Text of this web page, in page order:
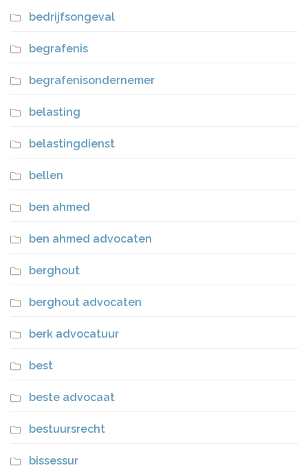
bedrijfsongeval
begrafenis
begrafenisondernemer
belasting
belastingdienst
bellen
ben ahmed
ben ahmed advocaten
berghout
berghout advocaten
berk advocatuur
best
beste advocaat
bestuursrecht
bissessur